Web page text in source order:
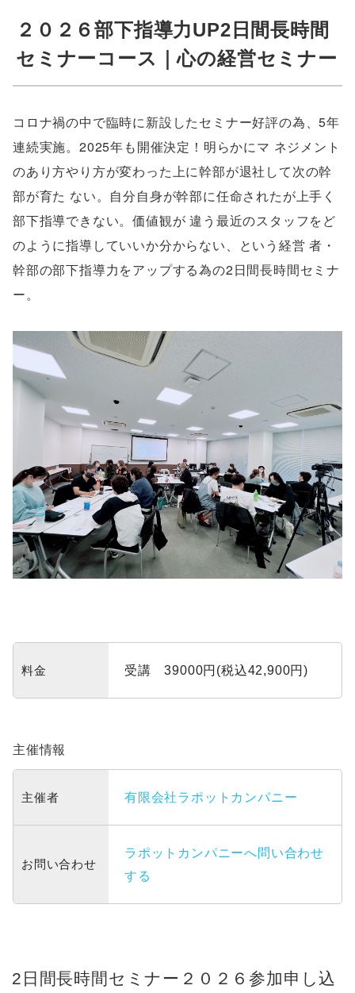
２０２６部下指導力UP2日間長時間
セミナーコース｜心の経営セミナー
コロナ禍の中で臨時に新設したセミナー好評の為、5年
連続実施。2025年も開催決定！明らかにマ ネジメント
のあり方やり方が変わった上に幹部が退社して次の幹
部が育た ない。自分自身が幹部に任命されたが上手く
部下指導できない。価値観が 違う最近のスタッフをど
のように指導していいか分からない、という経営 者・
幹部の部下指導力をアップする為の2日間長時間セミナ
ー。
料金 受講 39000円(税込42,900円)
主催情報
主催者 有限会社ラポットカンパニー
お問い合わせ
ラポットカンパニーへ問い合わせ
する
2日間長時間セミナー２０２６参加申し込